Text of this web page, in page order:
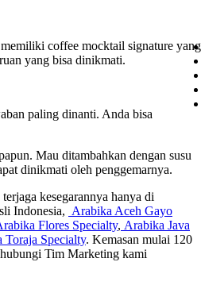
coffee mocktail signature yang
yang bisa dinikmati.
paling dinanti. Anda bisa
Mau ditambahkan dengan susu
dinikmati oleh penggemarnya.
kesegarannya hanya di
Indonesia, Arabika Aceh Gayo
Flores Specialty, Arabika Java
Toraja Specialty. Kemasan mulai 120
Tim Marketing kami